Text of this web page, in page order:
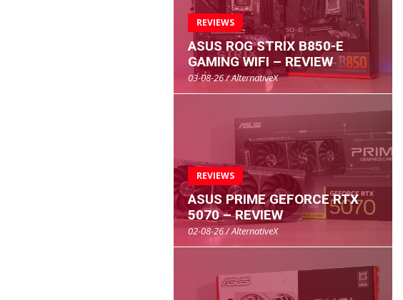
REVIEWS
ASUS ROG STRIX B850-E
GAMING WIFI – REVIEW
03-08-26 / AlternativeX
REVIEWS
ASUS PRIME GEFORCE RTX
5070 – REVIEW
02-08-26 / AlternativeX